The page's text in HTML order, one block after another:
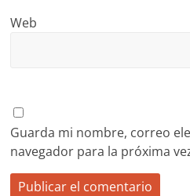
Web
Guarda mi nombre, correo
navegador para la próxima